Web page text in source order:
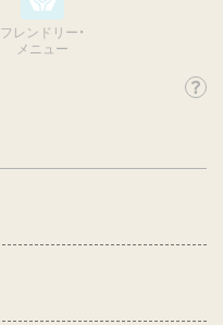
フレンドリー・
メニュー